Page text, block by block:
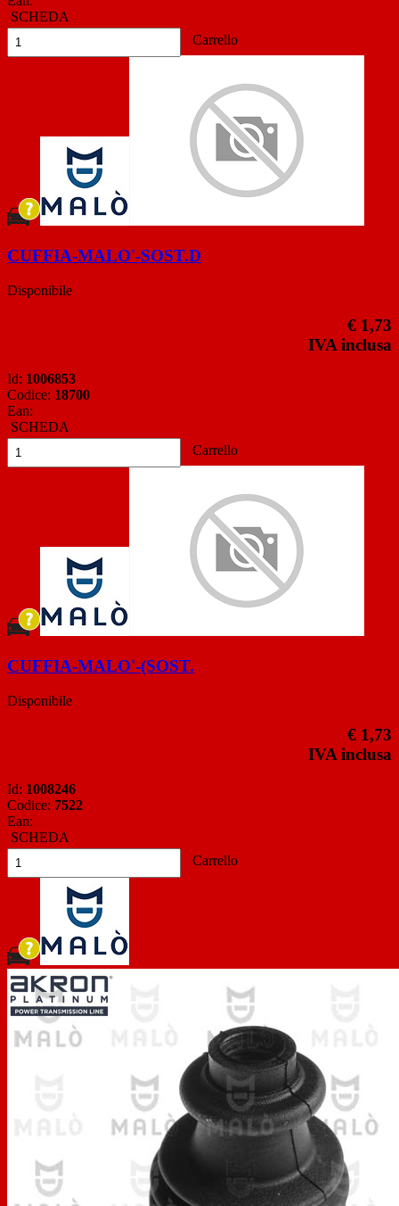
SCHEDA
Carrello
CUFFIA-MALO'-SOST.D
Disponibile
€ 1,73
IVA inclusa
Id: 1006853
Codice: 18700
Ean:
SCHEDA
Carrello
CUFFIA-MALO'-(SOST.
Disponibile
€ 1,73
IVA inclusa
Id: 1008246
Codice: 7522
Ean:
SCHEDA
Carrello